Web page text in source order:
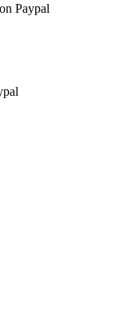
Paypal